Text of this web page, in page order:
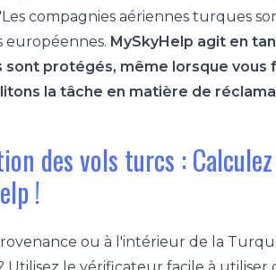
compagnies aériennes turques
européennes. MySkyHelp agit en
protégés, même lorsque vous
la tâche en matière de
des vols turcs :
!
ou à l'intérieur de la
le vérificateur facile à utiliser